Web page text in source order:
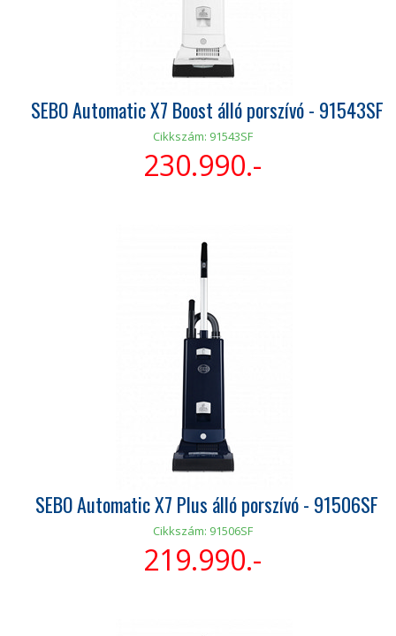
SEBO Automatic X7 Boost álló porszívó - 91543SF
Cikkszám: 91543SF
230.990.-
SEBO Automatic X7 Plus álló porszívó - 91506SF
Cikkszám: 91506SF
219.990.-